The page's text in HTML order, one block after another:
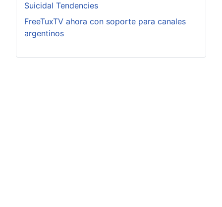
Suicidal Tendencies
FreeTuxTV ahora con soporte para canales
argentinos